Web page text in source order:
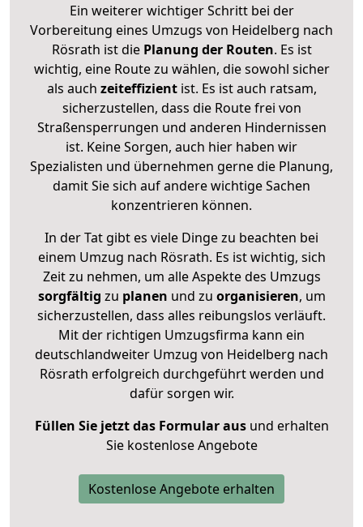
Ein weiterer wichtiger Schritt bei der
Vorbereitung eines Umzugs von Heidelberg nach
Rösrath ist diePlanung der Routen. Es ist
wichtig, eine Route zu wählen, die sowohl sicher
als auch zeiteffizientist. Es ist auch ratsam,
sicherzustellen, dass die Route frei von
Straßensperrungen und anderen Hindernissen
ist. Keine Sorgen, auch hier haben wir
Spezialisten und übernehmen gerne die Planung,
damit Sie sich auf andere wichtige Sachen
konzentrieren können.
In der Tat gibt es viele Dinge zu beachten bei
einem Umzug nach Rösrath. Es ist wichtig, sich
Zeit zu nehmen, um alle Aspekte des Umzugs
sorgfältig zu planen und zu organisieren, um
sicherzustellen, dass alles reibungslos verläuft.
Mit der richtigen Umzugsfirma kann ein
deutschlandweiter Umzug von Heidelberg nach
Rösrath erfolgreich durchgeführt werden und
dafür sorgen wir.
Füllen Sie jetzt das Formular ausund erhalten
Sie kostenlose Angebote
Kostenlose Angebote erhalten